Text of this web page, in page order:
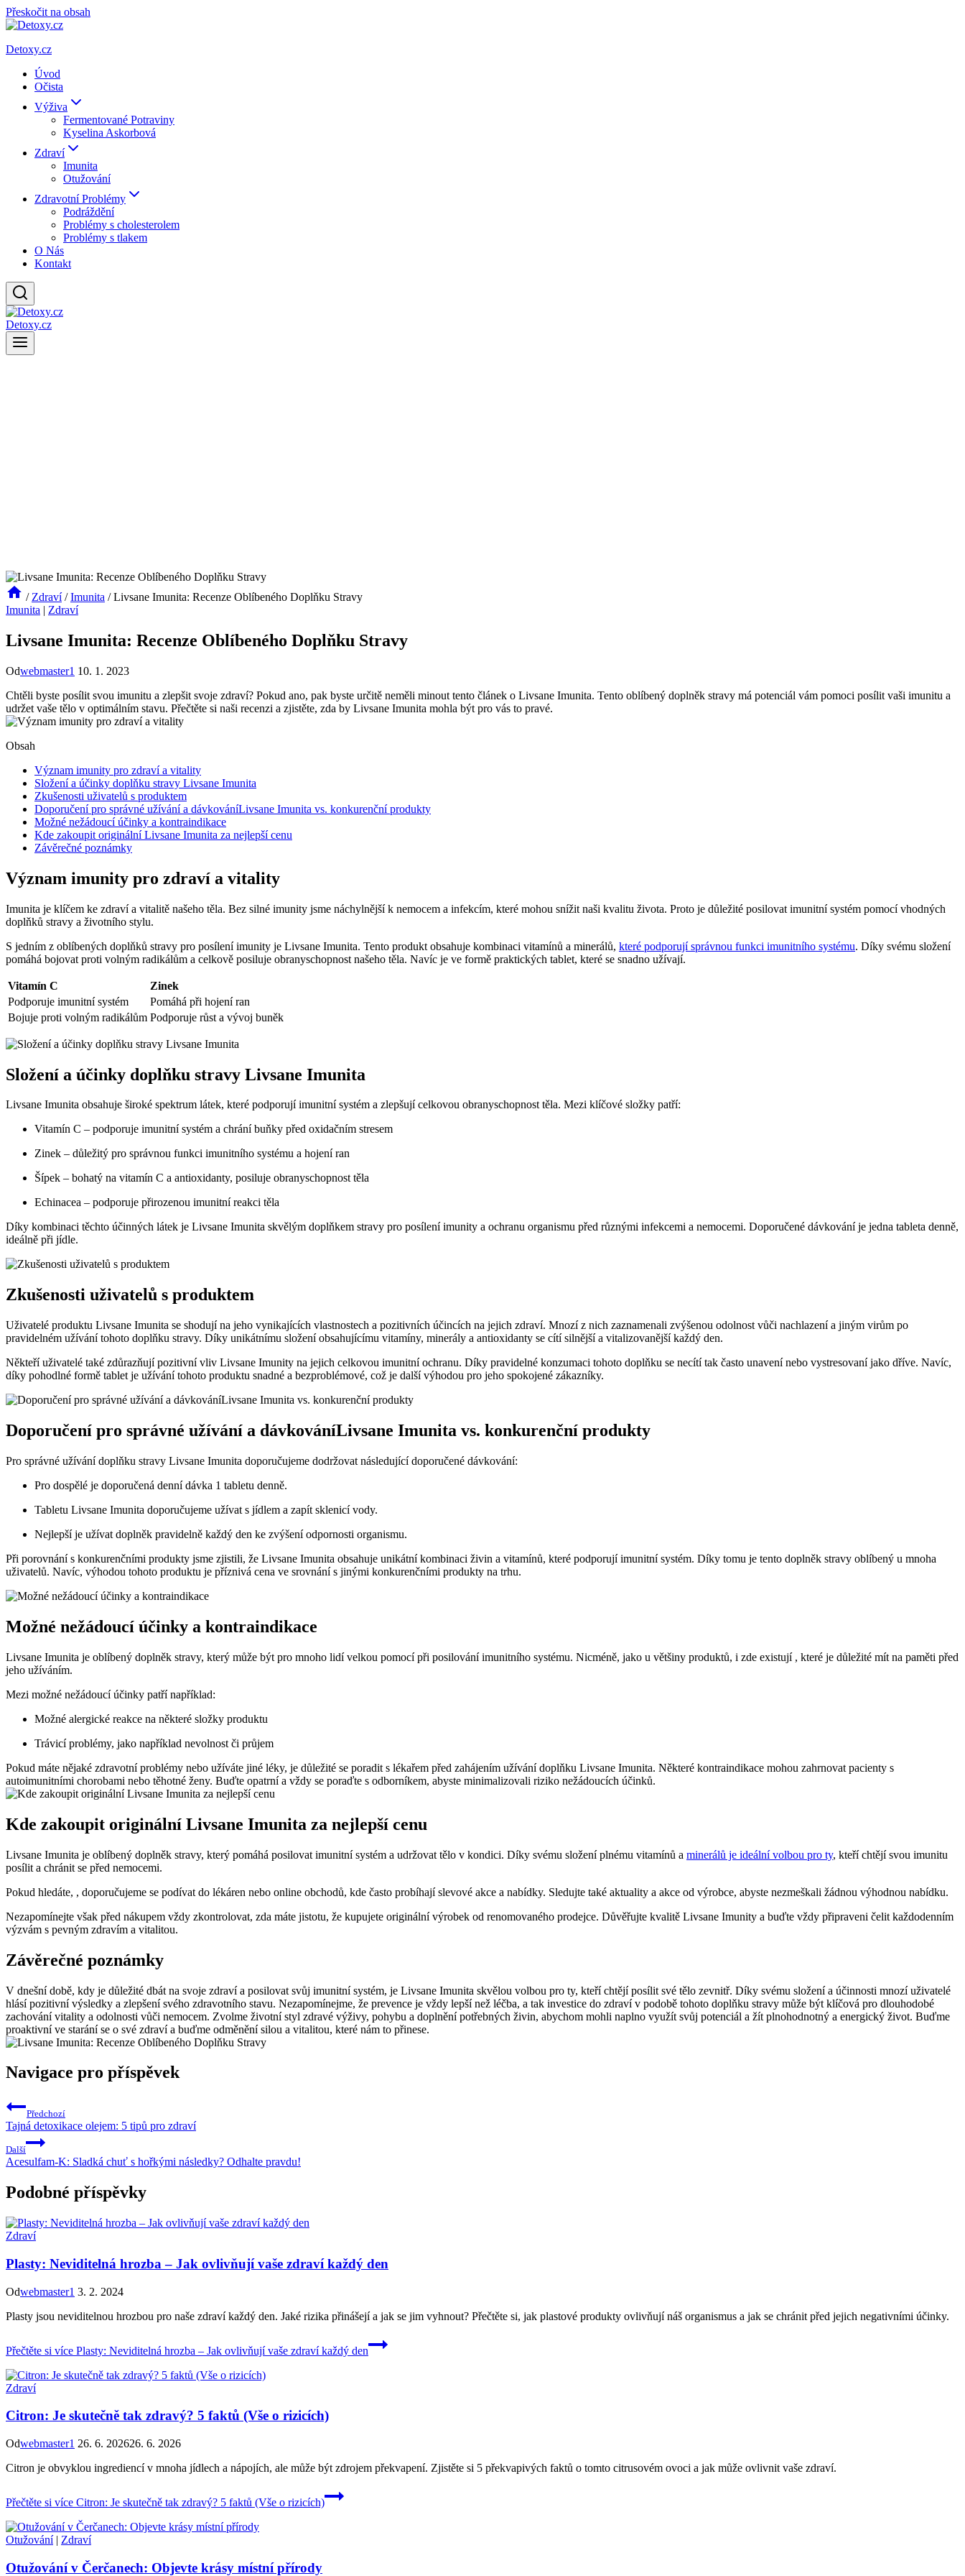
Přeskočit na obsah
Detoxy.cz
Úvod
Očista
Výživa
Fermentované Potraviny
Kyselina Askorbová
Zdraví
Imunita
Otužování
Zdravotní Problémy
Podráždění
Problémy s cholesterolem
Problémy s tlakem
O Nás
Kontakt
Detoxy.cz
/ Zdraví / Imunita / Livsane Imunita: Recenze Oblíbeného Doplňku Stravy
Imunita | Zdraví
Livsane Imunita: Recenze Oblíbeného Doplňku Stravy
Odwebmaster1 10. 1. 2023
Chtěli byste posílit svou imunitu a zlepšit svoje zdraví? Pokud ano, pak byste určitě neměli minout tento článek o Livsane Imunita. Tento oblíbený doplněk stravy má potenciál vám pomoci posílit vaši imunitu a
udržet vaše tělo v optimálním stavu. Přečtěte si naši recenzi a zjistěte, zda by Livsane Imunita mohla být pro vás to pravé.
Obsah
Význam imunity pro zdraví a vitality
Složení a účinky doplňku stravy Livsane Imunita
Zkušenosti uživatelů s produktem
Doporučení pro správné užívání a dávkováníLivsane Imunita vs. konkurenční produkty
Možné nežádoucí účinky a kontraindikace
Kde zakoupit originální Livsane Imunita za nejlepší cenu
Závěrečné poznámky
Význam imunity pro zdraví a vitality
Imunita je klíčem ke zdraví a vitalitě našeho těla. Bez silné imunity jsme náchylnější k nemocem a infekcím, které mohou snížit naši kvalitu života. Proto je důležité posilovat imunitní systém pomocí vhodných
doplňků stravy a životního stylu.
S jedním z oblíbených doplňků stravy pro posílení imunity je Livsane Imunita. Tento produkt obsahuje kombinaci vitamínů a minerálů, které podporují správnou funkci imunitního systému. Díky svému složení
pomáhá bojovat proti volným radikálům a celkově posiluje obranyschopnost našeho těla. Navíc je ve formě praktických tablet, které se snadno užívají.
Vitamín C
Zinek
Podporuje imunitní systém
Pomáhá při hojení ran
Bojuje proti volným radikálům Podporuje růst a vývoj buněk
Složení a účinky doplňku stravy Livsane Imunita
Livsane Imunita obsahuje široké spektrum látek, které podporují imunitní systém a zlepšují celkovou obranyschopnost těla. Mezi klíčové složky patří:
Vitamín C – podporuje imunitní systém a chrání buňky před oxidačním stresem
Zinek – důležitý pro správnou funkci imunitního systému a hojení ran
Šípek – bohatý na vitamín C a antioxidanty, posiluje obranyschopnost těla
Echinacea – podporuje přirozenou imunitní reakci těla
Díky kombinaci těchto účinných látek je Livsane Imunita skvělým doplňkem stravy pro posílení imunity a ochranu organismu před různými infekcemi a nemocemi. Doporučené dávkování je jedna tableta denně,
ideálně při jídle.
Zkušenosti uživatelů s produktem
Uživatelé produktu Livsane Imunita se shodují na jeho vynikajících vlastnostech a pozitivních účincích na jejich zdraví. Mnozí z nich zaznamenali zvýšenou odolnost vůči nachlazení a jiným virům po
pravidelném užívání tohoto doplňku stravy. Díky unikátnímu složení obsahujícímu vitamíny, minerály a antioxidanty se cítí silnější a vitalizovanější každý den.
Někteří uživatelé také zdůrazňují pozitivní vliv Livsane Imunity na jejich celkovou imunitní ochranu. Díky pravidelné konzumaci tohoto doplňku se necítí tak často unavení nebo vystresovaní jako dříve. Navíc,
díky pohodlné formě tablet je užívání tohoto produktu snadné a bezproblémové, což je další výhodou pro jeho spokojené zákazníky.
Doporučení pro správné užívání a dávkováníLivsane Imunita vs. konkurenční produkty
Pro správné užívání doplňku stravy Livsane Imunita doporučujeme dodržovat následující doporučené dávkování:
Pro dospělé je doporučená denní dávka 1 tabletu denně.
Tabletu Livsane Imunita doporučujeme užívat s jídlem a zapít sklenicí vody.
Nejlepší je užívat doplněk pravidelně každý den ke zvýšení odpornosti organismu.
Při porovnání s konkurenčními produkty jsme zjistili, že Livsane Imunita obsahuje unikátní kombinaci živin a vitamínů, které podporují imunitní systém. Díky tomu je tento doplněk stravy oblíbený u mnoha
uživatelů. Navíc, výhodou tohoto produktu je příznivá cena ve srovnání s jinými konkurenčními produkty na trhu.
Možné nežádoucí účinky a kontraindikace
Livsane Imunita je oblíbený doplněk stravy, který může být pro mnoho lidí velkou pomocí při posilování imunitního systému. Nicméně, jako u většiny produktů, i zde existují , které je důležité mít na paměti před
jeho užíváním.
Mezi možné nežádoucí účinky patří například:
Možné alergické reakce na některé složky produktu
Trávicí problémy, jako například nevolnost či průjem
Pokud máte nějaké zdravotní problémy nebo užíváte jiné léky, je důležité se poradit s lékařem před zahájením užívání doplňku Livsane Imunita. Některé kontraindikace mohou zahrnovat pacienty s
autoimunitními chorobami nebo těhotné ženy. Buďte opatrní a vždy se poraďte s odborníkem, abyste minimalizovali riziko nežádoucích účinků.
Kde zakoupit originální Livsane Imunita za nejlepší cenu
Livsane Imunita je oblíbený doplněk stravy, který pomáhá posilovat imunitní systém a udržovat tělo v kondici. Díky svému složení plnému vitamínů a minerálů je ideální volbou pro ty, kteří chtějí svou imunitu
posílit a chránit se před nemocemi.
Pokud hledáte, , doporučujeme se podívat do lékáren nebo online obchodů, kde často probíhají slevové akce a nabídky. Sledujte také aktuality a akce od výrobce, abyste nezmeškali žádnou výhodnou nabídku.
Nezapomínejte však před nákupem vždy zkontrolovat, zda máte jistotu, že kupujete originální výrobek od renomovaného prodejce. Důvěřujte kvalitě Livsane Imunity a buďte vždy připraveni čelit každodenním
výzvám s pevným zdravím a vitalitou.
Závěrečné poznámky
V dnešní době, kdy je důležité dbát na svoje zdraví a posilovat svůj imunitní systém, je Livsane Imunita skvělou volbou pro ty, kteří chtějí posílit své tělo zevnitř. Díky svému složení a účinnosti mnozí uživatelé
hlásí pozitivní výsledky a zlepšení svého zdravotního stavu. Nezapomínejme, že prevence je vždy lepší než léčba, a tak investice do zdraví v podobě tohoto doplňku stravy může být klíčová pro dlouhodobé
zachování vitality a odolnosti vůči nemocem. Zvolme životní styl zdravé výživy, pohybu a doplnění potřebných živin, abychom mohli naplno využít svůj potenciál a žít plnohodnotný a energický život. Buďme
proaktivní ve starání se o své zdraví a buďme odměnění silou a vitalitou, které nám to přinese.
Navigace pro příspěvek
Předchozí
Tajná detoxikace olejem: 5 tipů pro zdraví
Další
Acesulfam-K: Sladká chuť s hořkými následky? Odhalte pravdu!
Podobné příspěvky
Zdraví
Plasty: Neviditelná hrozba – Jak ovlivňují vaše zdraví každý den
Odwebmaster1 3. 2. 2024
Plasty jsou neviditelnou hrozbou pro naše zdraví každý den. Jaké rizika přinášejí a jak se jim vyhnout? Přečtěte si, jak plastové produkty ovlivňují náš organismus a jak se chránit před jejich negativními účinky.
Přečtěte si více Plasty: Neviditelná hrozba – Jak ovlivňují vaše zdraví každý den
Zdraví
Citron: Je skutečně tak zdravý? 5 faktů (Vše o rizicích)
Odwebmaster1 26. 6. 202626. 6. 2026
Citron je obvyklou ingrediencí v mnoha jídlech a nápojích, ale může být zdrojem překvapení. Zjistěte si 5 překvapivých faktů o tomto citrusovém ovoci a jak může ovlivnit vaše zdraví.
Přečtěte si více Citron: Je skutečně tak zdravý? 5 faktů (Vše o rizicích)
Otužování| Zdraví
Otužování v Čerčanech: Objevte krásy místní přírody